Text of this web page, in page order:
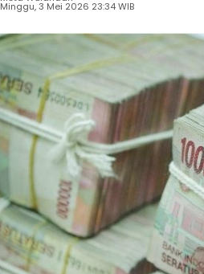
Minggu, 3 Mei 2026 23:34 WIB